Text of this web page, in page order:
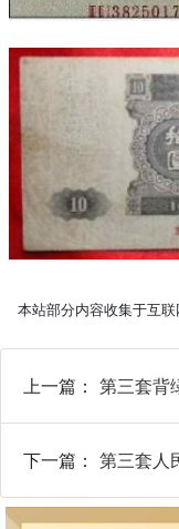
本站部分内容收集于互联
上一篇： 第三套背
下一篇： 第三套人